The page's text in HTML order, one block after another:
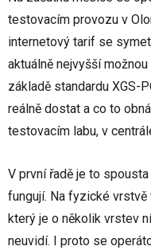
testovacím provozu v
internetový tarif se
aktuálně nejvyšší
základě standardu XGS-
reálně dostat a co to
testovacím labu, v
V první řadě je to
fungují. Na fyzické
který je o několik vrstev
neuvidí. I proto se